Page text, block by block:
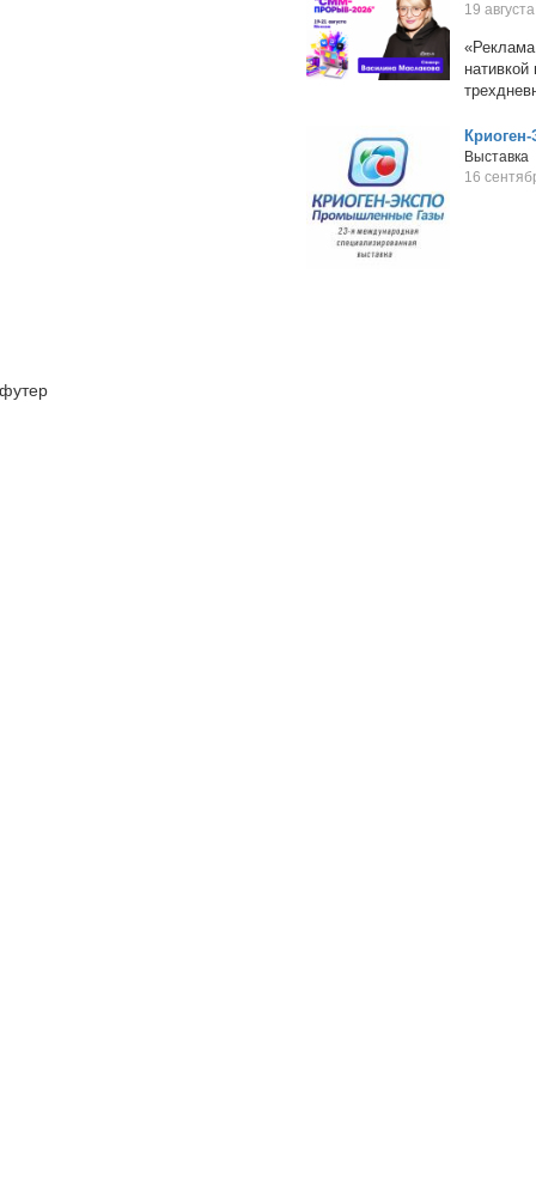
19
Выставка
16
футер